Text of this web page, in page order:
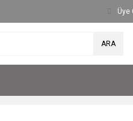
Üye
ARA